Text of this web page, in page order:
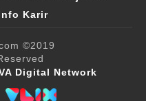
Karir
©2019
Digital Network